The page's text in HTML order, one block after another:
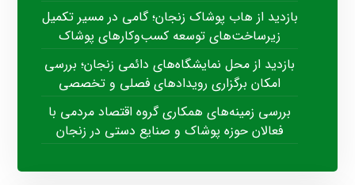
بازدید از هاب پوشاک زنجان؛ گامی در مسیر تکمیل
زیرساخت‌های توسعه کسب‌وکارهای پوشاک
بازدید از محل نمایشگاه‌های دائمی زنجان؛ بررسی
امکان برگزاری رویدادهای فصلی و تخصصی
بررسی زمینه‌های همکاری گروه اقتصاد مردمی با
فعالان حوزه پوشاک و صنایع دستی در زنجان